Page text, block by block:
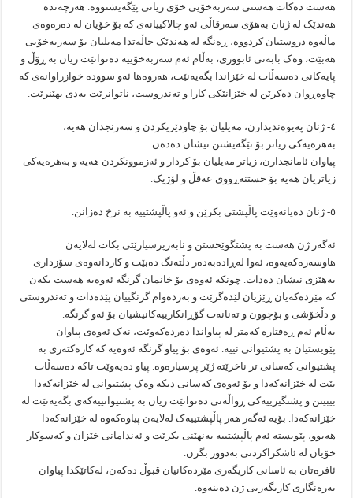
هەست دەکات هەستی سەربەخۆیی خۆی زیانی پێگەیشتووە. هەرچەندە
هەندێک لە ژنان بەهۆی سەرقاڵی ئەو چالاکییانەی کە بۆ خۆیان لە دەرەوەی
ماڵەوە دروستیان کردووە، ڕەنگە لە هەندێک حاڵەتدا مەیلیان بۆ سەربەخۆیی
هەبێت، وەک بابەتی ئابووری، بەڵام ئەم سەربەخۆییە دەتوانێت زیان بە ڕۆڵ و
پایەکانی دەسەڵات لە خێزاندا بگەیەنێت، هەروەها ئەو سوودە خوازراوانەی کە
چاوەڕوان دەکرێن لە خێزانێکی کارا و تەندروست، ناتوانرێت بەدی بهێنرێت.
٤- ژنان پەیوەندیدارن، مەیلیان بۆ چاودێریکردن و سەرنجدان هەیە،
بەهرەیەکی زیاتر بۆ تێگەیشتن نیشان دەدەن.
پیاوان ئامانجدارن، زیاتر مەیلیان بۆ کردار و ئەزموونکردن هەیە و بەهرەیەکی
زیاتریان هەیە بۆ خستنەڕووی عەقڵ و لۆژیک.
٥- ژنان دەیانەوێت پاڵپشتی بکرێن و ئەو پاڵپشتییە بە نرخ دەزانن.
ئەگەر ژن هەست بە پشتگوێخستن و نابەرپرسیارێتی بکات لەلایەن
هاوسەرەکەیەوە، ئەوا لەڕادەبەدەر دڵتەنگ دەبێت و کاردانەوەی سۆزداری
بەهێزی نیشان دەدات. چونکە ئەوەی بۆ خانمان گرنگە ئەوەیە هەست بکەن
کە مێردەکەیان ڕێزیان لێدەگرێت و بەردەوام گرنگییان پێدەدات و تەندروستی
و دڵخۆشی و بۆچوون و تەنانەت گۆڕانکارییەکانیشیان بۆ ئەو گرنگە.
بەڵام ئەم ڕەفتارە کەمتر لە پیاواندا دەردەکەوێت، نەک ئەوەی پیاوان
پێویستیان بە پشتیوانی نییە. ئەوەی بۆ پیاو گرنگە ئەوەیە کە کارەکتەری بە
پشتیوانی کەسانی تر ناخرێتە ژێر پرسیارەوە. پیاو دەیەوێت تاکە دەسەڵات
بێت لە خێزانەکەدا و بۆ ئەوەی کەسانی دیکە وەک پشتیوانی لە خێزانەکەدا
بیبینن و پشتگیرییەکی ڕواڵەتی دەتوانێت زیان بە پشتیوانییەکەی بگەیەنێت لە
خێزانەکەدا. بۆیە ئەگەر هەر پاڵپشتییەک لەلایەن پیاوەکەوە لە خێزانەکەدا
هەبوو، پێویستە ئەم پاڵپشتییە بەنهێنی بکرێت و ئەندامانی خێزان و کەسوکار
خۆیان لە ئاشکراکردنی بەدوور بگرن.
ئافرەتان بە ئاسانی کاریگەری مێردەکانیان قبوڵ دەکەن، لەکاتێکدا پیاوان
بەرەنگاری کاریگەریی ژن دەبنەوە.